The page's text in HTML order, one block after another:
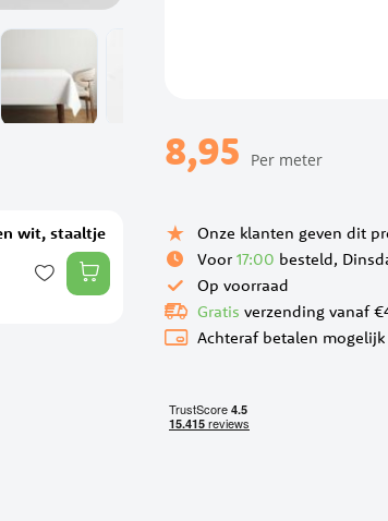
wit, staaltje
8,95 Per meter
Onze klanten geven dit
Voor 17:00 besteld,
Op voorraad
Gratis verzending vanaf
Achteraf betalen mogelijk